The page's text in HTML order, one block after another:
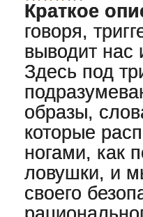
Краткое
говоря,
выводит нас
Здесь под
образы,
которые
ногами, как
ловушки, и
своего